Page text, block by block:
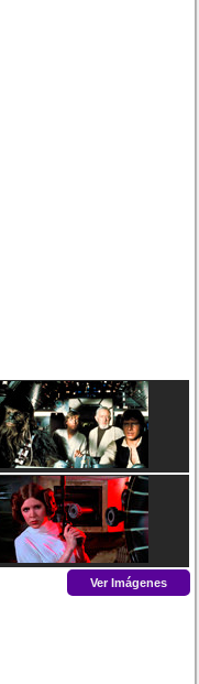
Ver Imágenes